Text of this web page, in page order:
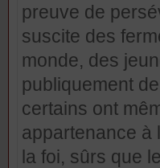
preuve de
suscite des
monde, des
publiquement
certains ont
appartenance à
la foi, sûrs que